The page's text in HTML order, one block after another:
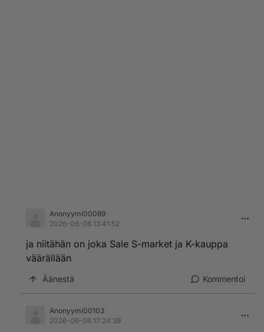
Anonyymi00089
2026-06-06 13:41:52
ja niitähän on joka Sale S-market ja K-kauppa
väärällään
Äänestä Kommentoi
Anonyymi00103
2026-06-06 17:24:39